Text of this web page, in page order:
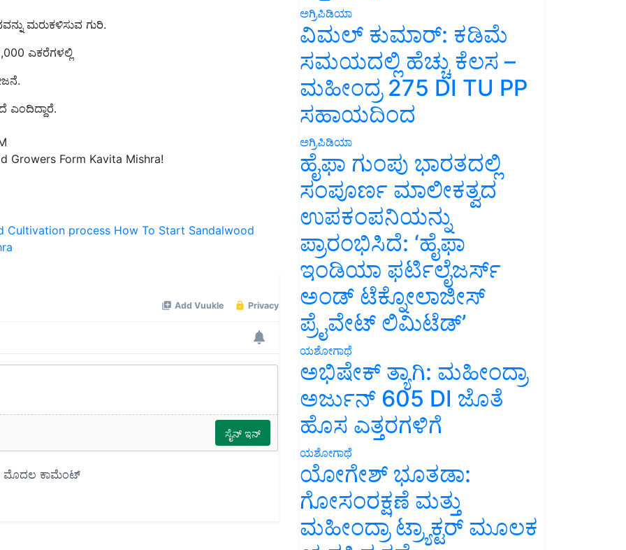
ಎಕರೆಗಳಲ್ಲಿ
Form Kavita Mishra!
ಅಗ್ರಿಪಿಡಿಯಾ
ವಿಮಲ್ ಕುಮಾರ್: ಕಡಿಮೆ
ಸಮಯದಲ್ಲಿ ಹೆಚ್ಚು ಕೆಲಸ –
ಮಹೀಂದ್ರ 275 DI TU PP
ಸಹಾಯದಿಂದ
ಅಗ್ರಿಪಿಡಿಯಾ
ಹೈಫಾ ಗುಂಪು ಭಾರತದಲ್ಲಿ
ಸಂಪೂರ್ಣ ಮಾಲೀಕತ್ವದ
ಉಪಕಂಪನಿಯನ್ನು
ಪ್ರಾರಂಭಿಸಿದೆ: ‘ಹೈಫಾ
ಇಂಡಿಯಾ ಫರ್ಟಿಲೈಜರ್ಸ್
ಅಂಡ್ ಟೆಕ್ನೋಲಾಜೀಸ್
ಪ್ರೈವೇಟ್ ಲಿಮಿಟೆಡ್’
ಯಶೋಗಾಥೆ
ಅಭಿಷೇಕ್ ತ್ಯಾಗಿ: ಮಹೀಂದ್ರಾ
ಅರ್ಜುನ್ 605 DI ಜೊತೆ
ಹೊಸ ಎತ್ತರಗಳಿಗೆ
ಯಶೋಗಾಥೆ
ಯೋಗೇಶ್ ಭೂತಡಾ:
ಗೋಸಂರಕ್ಷಣೆ ಮತ್ತು
ಮಹೀಂದ್ರಾ ಟ್ರ್ಯಾಕ್ಟರ್ ಮೂಲಕ